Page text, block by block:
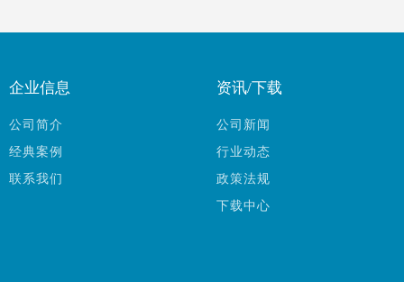
企业信息
公司简介
经典案例
联系我们
资讯/下载
公司新闻
行业动态
政策法规
下载中心